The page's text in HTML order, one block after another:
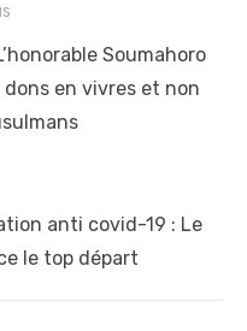
Soumahoro
en vivres et non
anti covid-19 : Le
le top départ